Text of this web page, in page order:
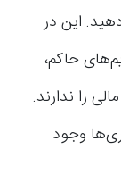
این در
حاکم،
را ندارند.
وجود